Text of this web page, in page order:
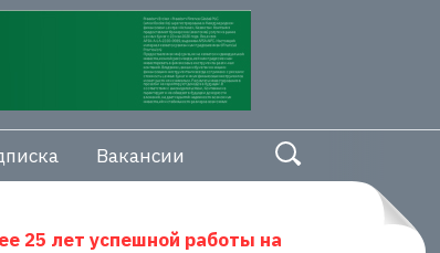
Вакансии
25 лет успешной работы на